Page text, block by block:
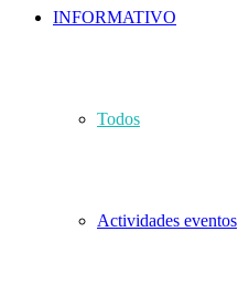
INFORMATIVO
Todos
Actividades eventos